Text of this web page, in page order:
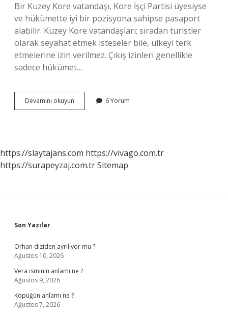
Bir Kuzey Kore vatandaşı, Kore İşçi Partisi üyesiyse
ve hükümette iyi bir pozisyona sahipse pasaport
alabilir. Kuzey Kore vatandaşları; sıradan turistler
olarak seyahat etmek isteseler bile, ülkeyi terk
etmelerine izin verilmez. Çıkış izinleri genellikle
sadece hükümet…
Devamını okuyun
Koreye
6 Yorum
https://slaytajans.com https://vivago.com.tr
https://surapeyzaj.com.trSitemap
Sidebar
Son Yazılar
Orhan diziden ayrılıyor mu ?
Ağustos 10, 2026
Vera isminin anlamı ne ?
Ağustos 9, 2026
Köpüğün anlamı ne ?
Ağustos 7, 2026